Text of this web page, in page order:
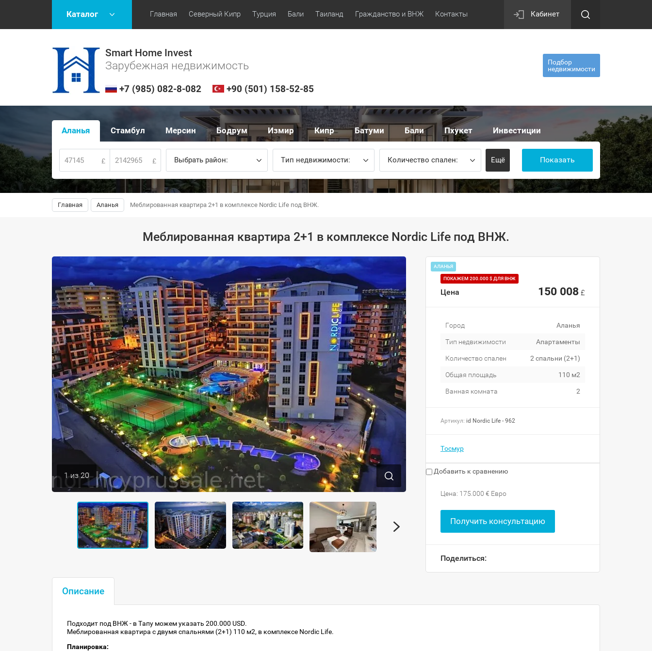
Каталог Главная Северный Кипр Турция Бали Таиланд Гражданство и ВНЖ Контакты Кабинет
Smart Home Invest
Зарубежная недвижимость
+7 (985) 082-8-082 +90 (501) 158-52-85
Подбор
недвижимости
£ £ Выбрать район: Тип недвижимости: Количество спален:
Аланья Стамбул Мерсин Бодрум Измир Кипр Батуми Бали Пхукет Инвестиции
Ещё Показать
Главная Аланья Меблированная квартира 2+1 в комплексе Nordic Life под ВНЖ.
Меблированная квартира 2+1 в комплексе Nordic Life под ВНЖ.
1из20
АЛАНЬЯ
ПОКАЖЕМ 200.000 $ ДЛЯ ВНЖ
Цена 150 008 £
Город Аланья
Тип недвижимости Апартаменты
Количество спален 2 спальни (2+1)
Общая площадь 110 м2
Ванная комната 2
Артикул: id Nordic Life - 962
Тосмур
Добавить к сравнению
Цена: 175.000 € Евро
Получить консультацию
Поделиться:
Описание
Подходит под ВНЖ - в Тапу можем указать 200.000 USD.
Меблированная квартира с двумя спальнями (2+1) 110 м2, в комплексе Nordic Life.
Планировка: